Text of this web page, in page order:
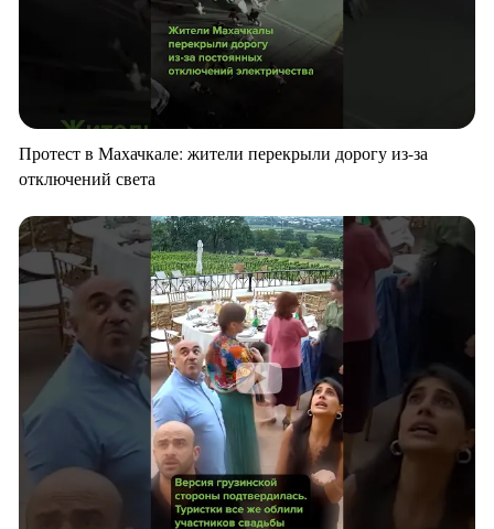
Протест в Махачкале: жители перекрыли дорогу из-за
отключений света